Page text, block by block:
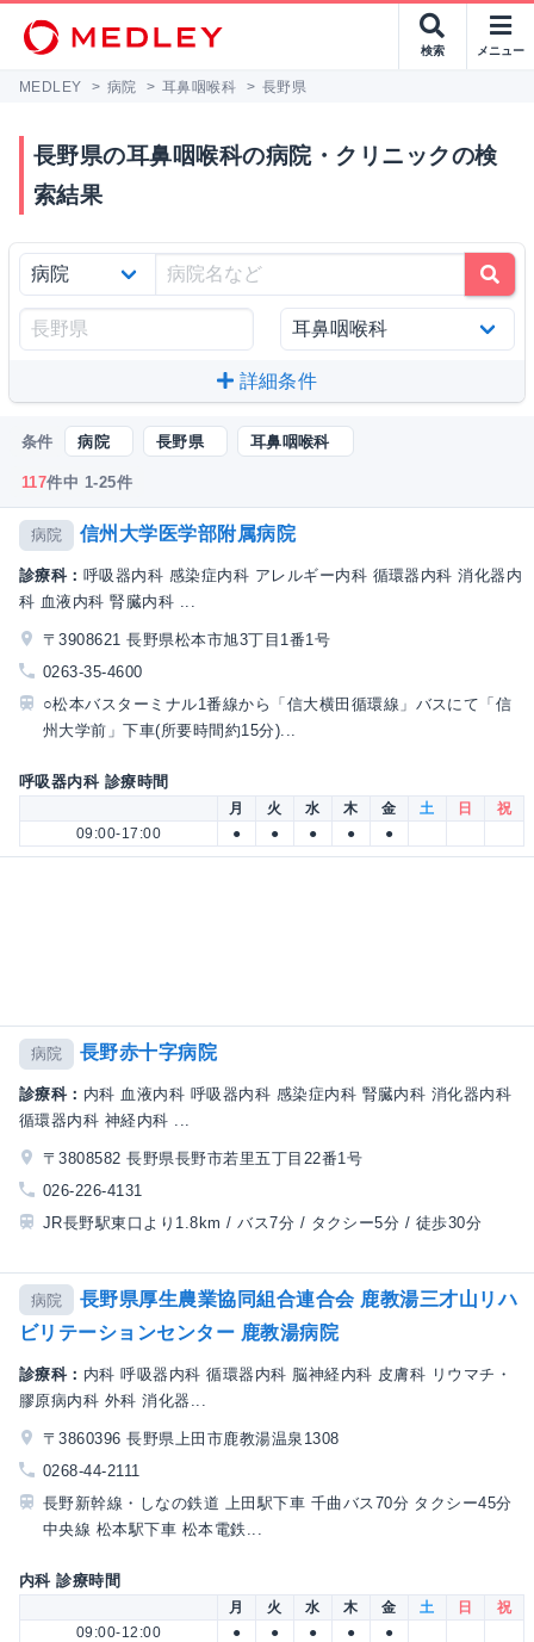
検索 メニュー
MEDLEY > 病院 > 耳鼻咽喉科 > 長野県
長野県の耳鼻咽喉科の病院・クリニックの検
索結果
詳細条件
条件 病院 長野県 耳鼻咽喉科
117件中 1-25件
病院 信州大学医学部附属病院
診療科： 呼吸器内科 感染症内科 アレルギー内科 循環器内科 消化器内
科 血液内科 腎臓内科 ...
〒3908621 長野県松本市旭3丁目1番1号
0263-35-4600
○松本バスターミナル1番線から「信大横田循環線」バスにて「信
州大学前」下車(所要時間約15分)...
呼吸器内科 診療時間
月 火 水 木 金 土 日
祝
09:00-17:00
● ● ● ● ●
病院 長野赤十字病院
診療科： 内科 血液内科 呼吸器内科 感染症内科 腎臓内科 消化器内科
循環器内科 神経内科 ...
〒3808582 長野県長野市若里五丁目22番1号
026-226-4131
JR長野駅東口より1.8km / バス7分 / タクシー5分 / 徒歩30分
病院
長野県厚生農業協同組合連合会 鹿教湯三才山リハ
ビリテーションセンター 鹿教湯病院
診療科： 内科 呼吸器内科 循環器内科 脳神経内科 皮膚科 リウマチ・
膠原病内科 外科 消化器...
〒3860396 長野県上田市鹿教湯温泉1308
0268-44-2111
長野新幹線・しなの鉄道 上田駅下車 千曲バス70分 タクシー45分
中央線 松本駅下車 松本電鉄...
内科 診療時間
月 火 水 木 金 土 日
祝
09:00-12:00
● ● ● ● ●